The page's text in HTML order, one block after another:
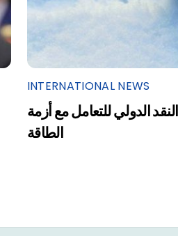
INTERNATIONAL NEWS
الدولي للتعامل مع أزمة
الطاقة